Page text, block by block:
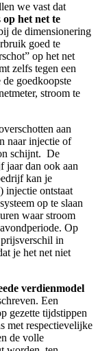
we vast dat
op het net te
de dimensionering
goed te
op het net
zelfs tegen een
goedkoopste
stroom te
aan
naar injectie of
schijnt. De
jaar dan ook aan
kan je
injectie ontstaat
op te slaan
waar stroom
Op
in
je het net niet
verdienmodel
Een
gezette tijdstippen
met respectievelijke
de volle